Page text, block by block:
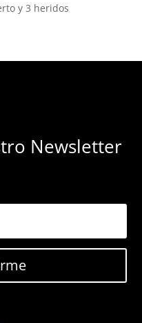
y 3 heridos
Newsletter